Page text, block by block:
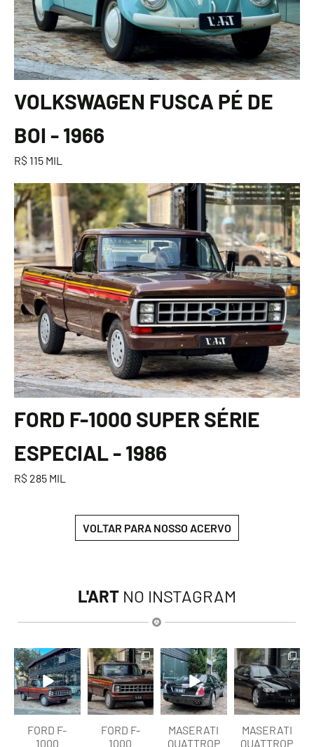
VOLKSWAGEN FUSCA PÉ DE
BOI - 1966
R$ 115 MIL
FORD F-1000 SUPER SÉRIE
ESPECIAL - 1986
R$ 285 MIL
VOLTAR PARA NOSSO ACERVO
L'ART NO INSTAGRAM
lart.br
Ago 7
FORD F-
1000
lart.br
Ago 7
FORD F-
1000
lart.br
Ago 6
MASERATI
QUATTROP
lart.br
Ago 6
MASERATI
QUATTROP